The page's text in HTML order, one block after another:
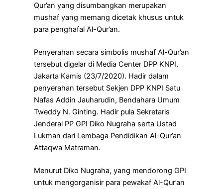
Qur’an yang disumbangkan merupakan
mushaf yang memang dicetak khusus untuk
para penghafal Al-Qur’an.
Penyerahan secara simbolis mushaf Al-Qur’an
tersebut digelar di Media Center DPP KNPI,
Jakarta Kamis (23/7/2020). Hadir dalam
penyerahan tersebut Sekjen DPP KNPI Satu
Nafas Addin Jauharudin, Bendahara Umum
Tweddy N. Ginting. Hadir pula Sekretaris
Jenderal PP GPI Diko Nugraha serta Ustad
Lukman dari Lembaga Pendidikan Al-Qur’an
Attaqwa Matraman.
Menurut Diko Nugraha, yang mendorong GPI
untuk mengorganisir para pewakaf Al-Qur’an